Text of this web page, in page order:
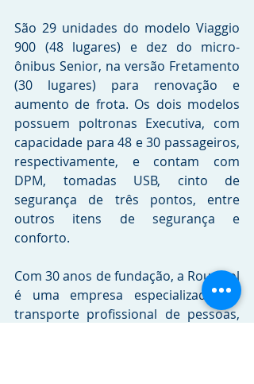
São 29 unidades do modelo Viaggio
900 (48 lugares) e dez do micro-
ônibus Senior, na versão Fretamento
(30 lugares) para renovação e
aumento de frota. Os dois modelos
possuem poltronas Executiva, com
capacidade para 48 e 30 passageiros,
respectivamente, e contam com
DPM, tomadas USB, cinto de
segurança de três pontos, entre
outros itens de segurança e
conforto.
Com 30 anos de fundação, a Rouxinol
é uma empresa especializada no
transporte profissional de pessoas,